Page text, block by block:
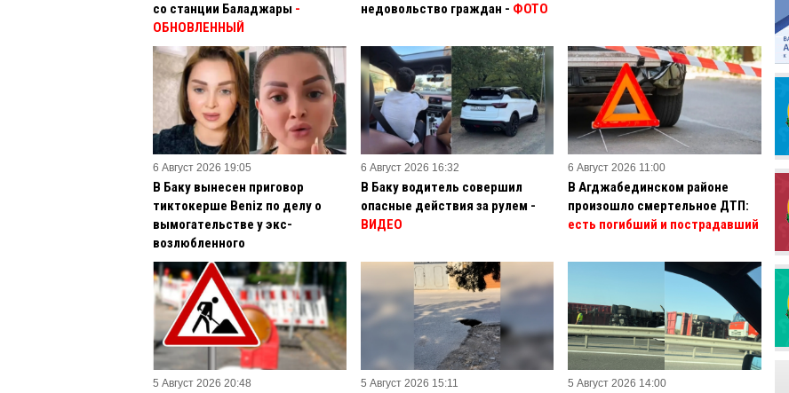
со станции Баладжары -
ОБНОВЛЕННЫЙ
недовольство граждан - ФОТО
6 Август 2026 19:05
В Баку вынесен приговор
тиктокерше Beniz по делу о
вымогательстве у экс-
возлюбленного
6 Август 2026 16:32
В Баку водитель совершил
опасные действия за рулем -
ВИДЕО
6 Август 2026 11:00
В Агджабединском районе
произошло смертельное ДТП:
есть погибший и пострадавший
5 Август 2026 20:48 5 Август 2026 15:11 5 Август 2026 14:00